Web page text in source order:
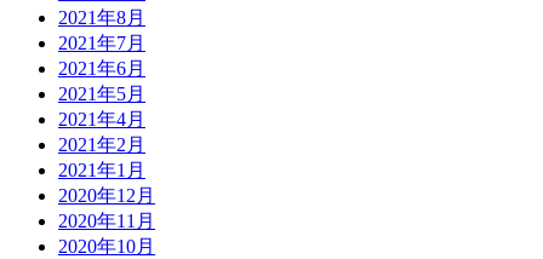
2021年8月
2021年7月
2021年6月
2021年5月
2021年4月
2021年2月
2021年1月
2020年12月
2020年11月
2020年10月